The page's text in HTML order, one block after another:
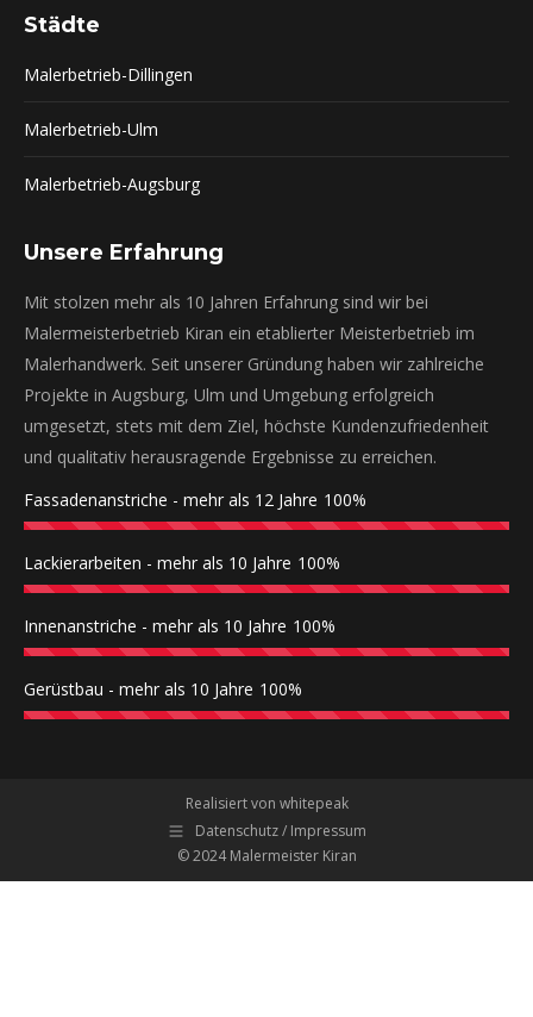
opens
window
opens
window
Städte
Malerbetrieb-Dillingen
Malerbetrieb-Ulm
Malerbetrieb-Augsburg
Unsere Erfahrung
Mit stolzen mehr als 10 Jahren Erfahrung sind wir bei
Malermeisterbetrieb Kiran ein etablierter Meisterbetrieb im
Malerhandwerk. Seit unserer Gründung haben wir zahlreiche
Projekte in Augsburg, Ulm und Umgebung erfolgreich
umgesetzt, stets mit dem Ziel, höchste Kundenzufriedenheit
und qualitativ herausragende Ergebnisse zu erreichen.
Fassadenanstriche - mehr als 12 Jahre 100%
Lackierarbeiten - mehr als 10 Jahre 100%
Innenanstriche - mehr als 10 Jahre 100%
Gerüstbau - mehr als 10 Jahre 100%
Realisiert von whitepeak
Datenschutz / Impressum
© 2024 Malermeister Kiran